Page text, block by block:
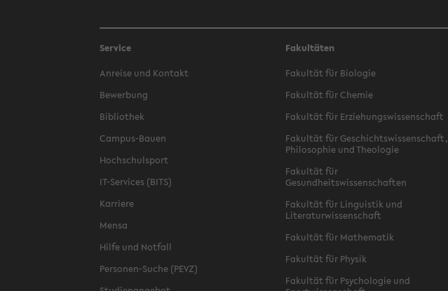
Service
Anreise und Kontakt
Bewerbung
Bibliothek
Campus-Bauen
Hochschulsport
IT-Services (BITS)
Karriere
Mensa
Hilfe und Notfall
Personen-Suche (PEVZ)
Fakultäten
Fakultät für Biologie
Fakultät für Chemie
Fakultät für Erziehungswissenschaft
Fakultät für Geschichtswissenschaft,
Philosophie und Theologie
Fakultät für
Gesundheitswissenschaften
Fakultät für Linguistik und
Literaturwissenschaft
Fakultät für Mathematik
Fakultät für Physik
Fakultät für Psychologie und